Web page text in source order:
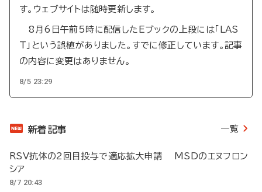
す。ウェブサイトは随時更新します。
8月6日午前5時に配信したEブックの上段には「LAS
T」という誤植がありました。すでに修正しています。記事
の内容に変更はありません。
8/5 23:29
新着記事 一覧
RSV抗体の2回目投与で適応拡大申請 MSDのエヌフロン
シア
8/7 20:43